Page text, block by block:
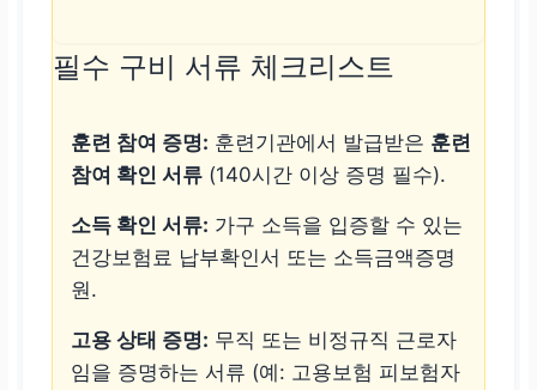
필수 구비 서류 체크리스트
훈련 참여 증명: 훈련기관에서 발급받은 훈련
참여 확인 서류 (140시간 이상 증명 필수).
소득 확인 서류: 가구 소득을 입증할 수 있는
건강보험료 납부확인서 또는 소득금액증명
원.
고용 상태 증명: 무직 또는 비정규직 근로자
임을 증명하는 서류 (예: 고용보험 피보험자